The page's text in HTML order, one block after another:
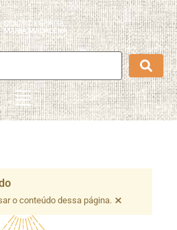
o conteúdo dessa página. ×